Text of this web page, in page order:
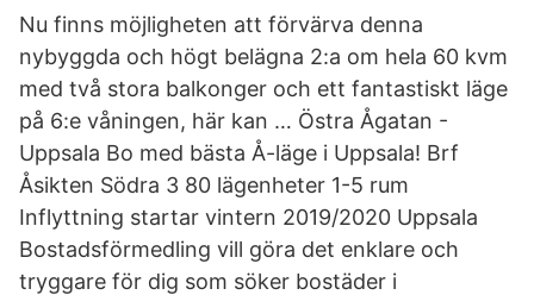
Nu finns möjligheten att förvärva denna
nybyggda och högt belägna 2:a om hela 60 kvm
med två stora balkonger och ett fantastiskt läge
på 6:e våningen, här kan … Östra Ågatan -
Uppsala Bo med bästa Å-läge i Uppsala! Brf
Åsikten Södra 3 80 lägenheter 1-5 rum
Inflyttning startar vintern 2019/2020 Uppsala
Bostadsförmedling vill göra det enklare och
tryggare för dig som söker bostäder i